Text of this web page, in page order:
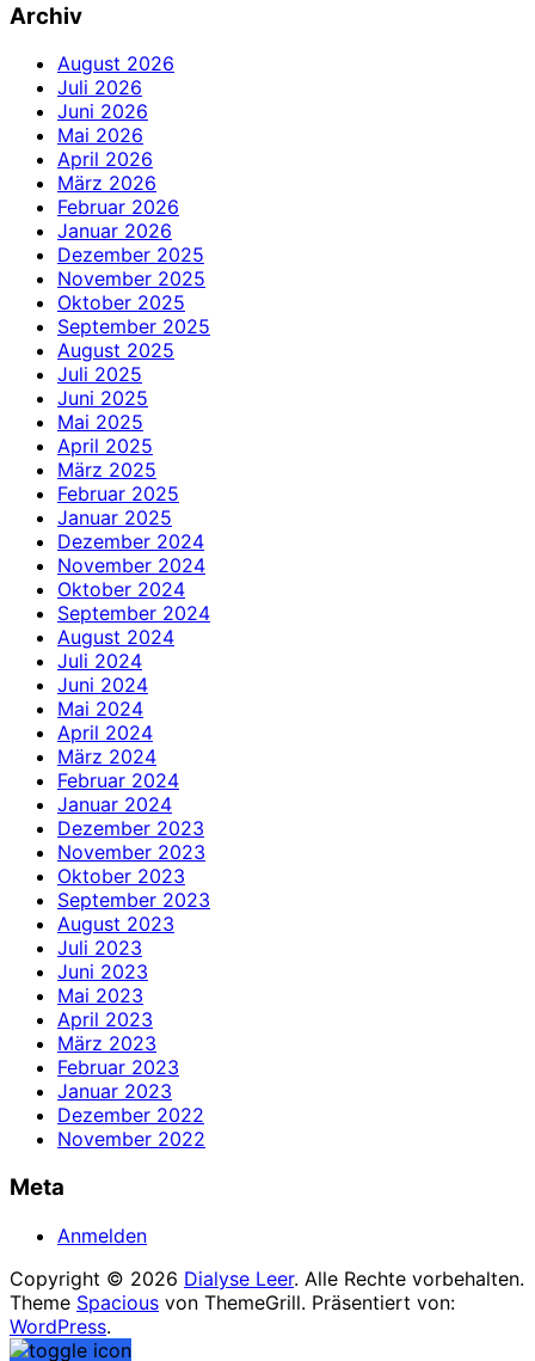
Archiv
August 2026
Juli 2026
Juni 2026
Mai 2026
April 2026
März 2026
Februar 2026
Januar 2026
Dezember 2025
November 2025
Oktober 2025
September 2025
August 2025
Juli 2025
Juni 2025
Mai 2025
April 2025
März 2025
Februar 2025
Januar 2025
Dezember 2024
November 2024
Oktober 2024
September 2024
August 2024
Juli 2024
Juni 2024
Mai 2024
April 2024
März 2024
Februar 2024
Januar 2024
Dezember 2023
November 2023
Oktober 2023
September 2023
August 2023
Juli 2023
Juni 2023
Mai 2023
April 2023
März 2023
Februar 2023
Januar 2023
Dezember 2022
November 2022
Meta
Anmelden
Copyright © 2026 Dialyse Leer. Alle Rechte vorbehalten.
Theme Spacious von ThemeGrill. Präsentiert von:
WordPress.